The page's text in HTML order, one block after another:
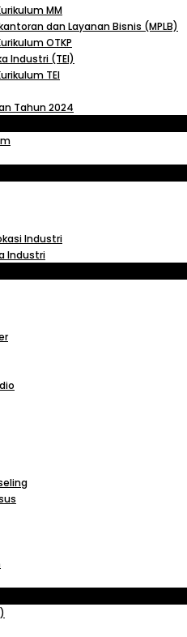
MM
dan Layanan Bisnis (MPLB)
OTKP
Industri (TEI)
TEI
Tahun 2024
Industri
Industri